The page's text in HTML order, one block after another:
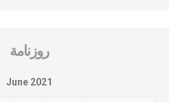
روزنامة
June 2021